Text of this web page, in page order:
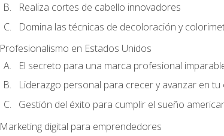
Realiza cortes de cabello innovadores
Domina las técnicas de decoloración y
Profesionalismo en Estados Unidos
El secreto para una marca profesional
Liderazgo personal para crecer y avanzar en tu
Gestión del éxito para cumplir el sueño
Marketing digital para emprendedores